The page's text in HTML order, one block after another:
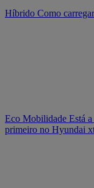
Híbrido Como
Eco Mobilidade Está
primeiro no Hyundai